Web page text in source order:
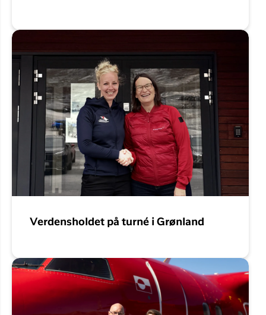
Verdensholdet på turné i Grønland